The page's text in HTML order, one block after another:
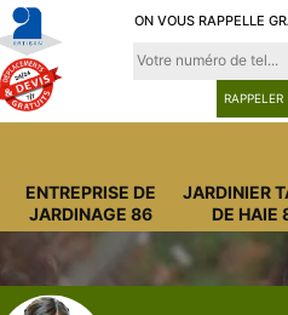
ON VOUS RAPPELLE
ENTREPRISE DE
JARDINAGE 86
JARDINIER
DE HAIE